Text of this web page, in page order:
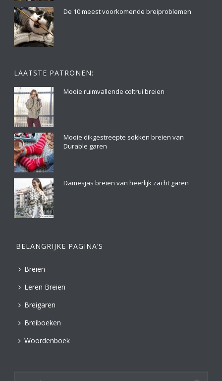
De 10 meest voorkomende breiproblemen
LAATSTE PATRONEN:
Mooie ruimvallende coltrui breien
Mooie dikgestreepte sokken breien van
Durable garen
Damesjas breien van heerlijk zacht garen
BELANGRIJKE PAGINA’S
Breien
Leren Breien
Breigaren
Breiboeken
Woordenboek